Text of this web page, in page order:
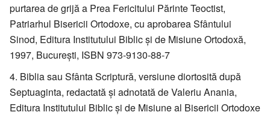
purtarea de grijă a Prea Fericitului Părinte Teoctist,
Patriarhul Bisericii Ortodoxe, cu aprobarea Sfântului
Sinod, Editura Institutului Biblic şi de Misiune Ortodoxă,
1997, Bucureşti, ISBN 973-9130-88-7
Biblia sau Sfânta Scriptură, versiune diortosită după
Septuaginta, redactată şi adnotată de Valeriu Anania,
Editura Institutului Biblic şi de Misiune al Bisericii Ortodoxe